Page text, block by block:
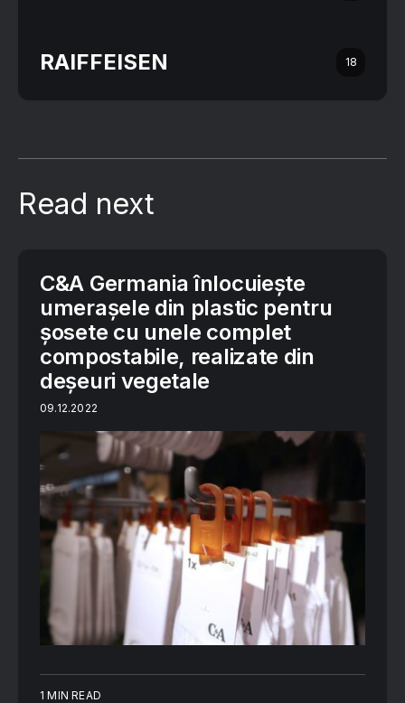
RAIFFEISEN 18
Read next
C&A Germania înlocuiește
umerașele din plastic pentru
șosete cu unele complet
compostabile, realizate din
deșeuri vegetale
09.12.2022
1 MIN READ